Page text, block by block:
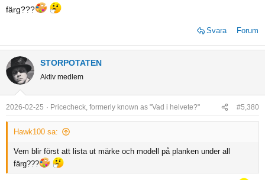
färg???
Svara Forum
STORPOTATEN
Aktiv medlem
2026-02-25 Pricecheck, formerly known as "Vad i helvete?" #5,380
Hawk100 sa:
Vem blir först att lista ut märke och modell på planken under all
färg???